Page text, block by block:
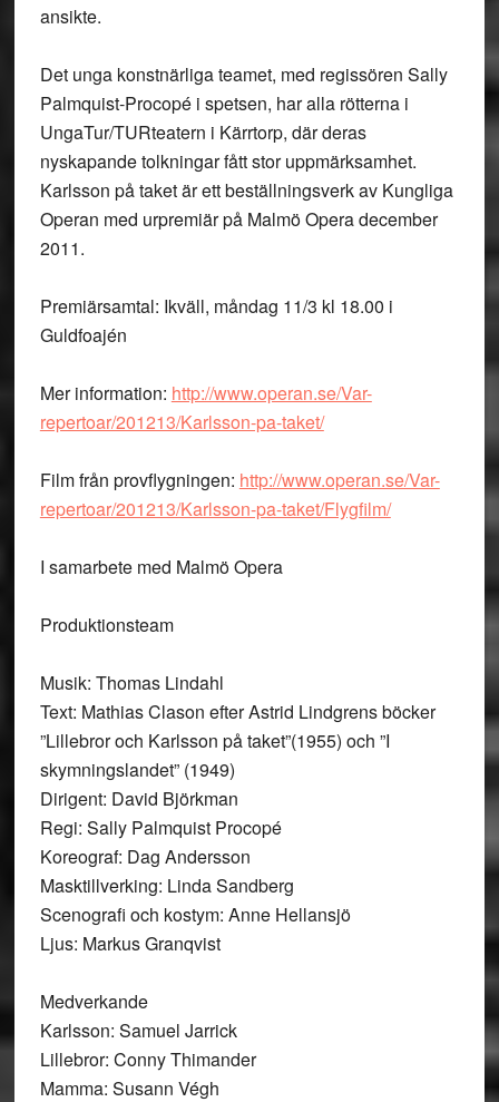
ansikte.
Det unga konstnärliga teamet, med regissören Sally
Palmquist-Procopé i spetsen, har alla rötterna i
UngaTur/TURteatern i Kärrtorp, där deras
nyskapande tolkningar fått stor uppmärksamhet.
Karlsson på taket är ett beställningsverk av Kungliga
Operan med urpremiär på Malmö Opera december
2011.
Premiärsamtal: Ikväll, måndag 11/3 kl 18.00 i
Guldfoajén
Mer information: http://www.operan.se/Var-
repertoar/201213/Karlsson-pa-taket/
Film från provflygningen: http://www.operan.se/Var-
repertoar/201213/Karlsson-pa-taket/Flygfilm/
I samarbete med Malmö Opera
Produktionsteam
Musik: Thomas Lindahl
Text: Mathias Clason efter Astrid Lindgrens böcker
”Lillebror och Karlsson på taket”(1955) och ”I
skymningslandet” (1949)
Dirigent: David Björkman
Regi: Sally Palmquist Procopé
Koreograf: Dag Andersson
Masktillverking: Linda Sandberg
Scenografi och kostym: Anne Hellansjö
Ljus: Markus Granqvist
Medverkande
Karlsson: Samuel Jarrick
Lillebror: Conny Thimander
Mamma: Susann Végh